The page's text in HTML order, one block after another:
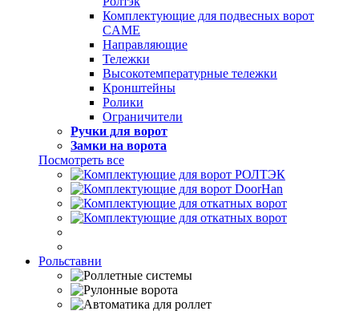
Комплектующие для подвесных ворот
CAME
Направляющие
Тележки
Высокотемпературные тележки
Кронштейны
Ролики
Ограничители
Ручки для ворот
Замки на ворота
Посмотреть все
Рольставни